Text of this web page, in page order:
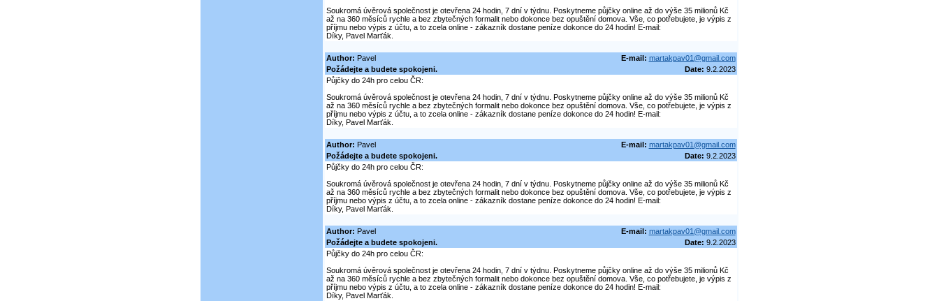
Soukromá úvěrová společnost je otevřena 24 hodin, 7 dní v týdnu. Poskytneme půjčky online až do výše 35 milionů Kč
až na 360 měsíců rychle a bez zbytečných formalit nebo dokonce bez opuštění domova. Vše, co potřebujete, je výpis z
příjmu nebo výpis z účtu, a to zcela online - zákazník dostane peníze dokonce do 24 hodin! E-mail:
Díky, Pavel Marťák.
Author: Pavel E-mail: martakpav01@gmail.com
Požádejte a budete spokojeni.
Date: 9.2.2023
Půjčky do 24h pro celou ČR:
Soukromá úvěrová společnost je otevřena 24 hodin, 7 dní v týdnu. Poskytneme půjčky online až do výše 35 milionů Kč
až na 360 měsíců rychle a bez zbytečných formalit nebo dokonce bez opuštění domova. Vše, co potřebujete, je výpis z
příjmu nebo výpis z účtu, a to zcela online - zákazník dostane peníze dokonce do 24 hodin! E-mail:
Díky, Pavel Marťák.
Author: Pavel E-mail: martakpav01@gmail.com
Požádejte a budete spokojeni.
Date: 9.2.2023
Půjčky do 24h pro celou ČR:
Soukromá úvěrová společnost je otevřena 24 hodin, 7 dní v týdnu. Poskytneme půjčky online až do výše 35 milionů Kč
až na 360 měsíců rychle a bez zbytečných formalit nebo dokonce bez opuštění domova. Vše, co potřebujete, je výpis z
příjmu nebo výpis z účtu, a to zcela online - zákazník dostane peníze dokonce do 24 hodin! E-mail:
Díky, Pavel Marťák.
Author: Pavel E-mail: martakpav01@gmail.com
Požádejte a budete spokojeni.
Date: 9.2.2023
Půjčky do 24h pro celou ČR:
Soukromá úvěrová společnost je otevřena 24 hodin, 7 dní v týdnu. Poskytneme půjčky online až do výše 35 milionů Kč
až na 360 měsíců rychle a bez zbytečných formalit nebo dokonce bez opuštění domova. Vše, co potřebujete, je výpis z
příjmu nebo výpis z účtu, a to zcela online - zákazník dostane peníze dokonce do 24 hodin! E-mail:
Díky, Pavel Marťák.